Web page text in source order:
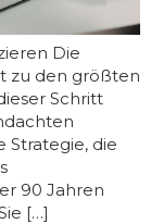
Die
zu den größten
Schritt
Strategie, die
90 Jahren
[…]